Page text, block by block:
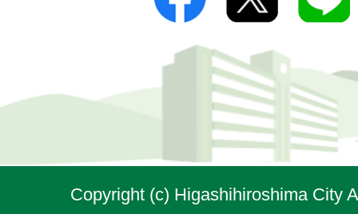
Copyright (c) Higashihiroshima City